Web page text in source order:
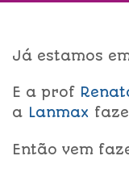
Já estamos
E a prof
a Lanmax
Então vem